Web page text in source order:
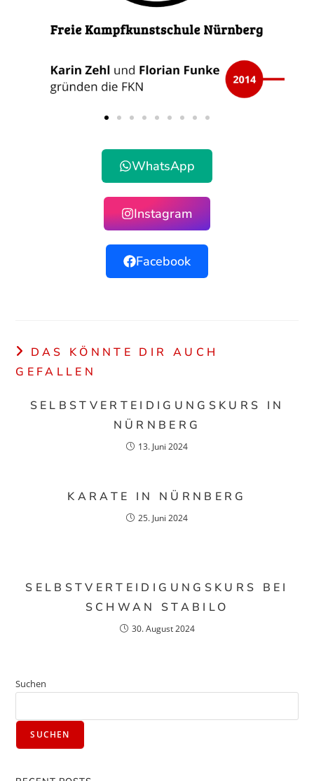
WhatsApp
Instagram
Facebook
DAS KÖNNTE DIR AUCH
GEFALLEN
SELBSTVERTEIDIGUNGSKURS IN
NÜRNBERG
13. Juni 2024
KARATE IN NÜRNBERG
25. Juni 2024
SELBSTVERTEIDIGUNGSKURS BEI
SCHWAN STABILO
30. August 2024
Suchen
SUCHEN